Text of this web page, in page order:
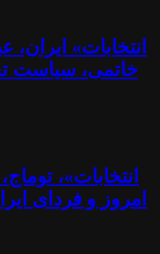
خاتمی، سیاست
امروز و فردای